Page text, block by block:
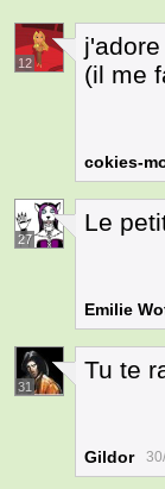
12
(il me
cokies-
27
Le
Emilie
31
Tu te
Gildor